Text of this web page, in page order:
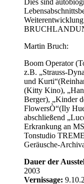
Martin Bruch:
Boom Operator
z.B. „Strauss-
und
(Kitty Kino),
Berger), „Kinder
FlowersÒ“(Ily
abschließend
Erkrankung an
Tonstudio
Geräusche-
Dauer der
2003
Vernissage: